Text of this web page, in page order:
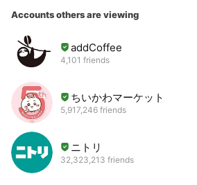
Accounts others are viewing
addCoffee
4,101 friends
ちいかわマーケット
5,917,246 friends
ニトリ
32,323,213 friends